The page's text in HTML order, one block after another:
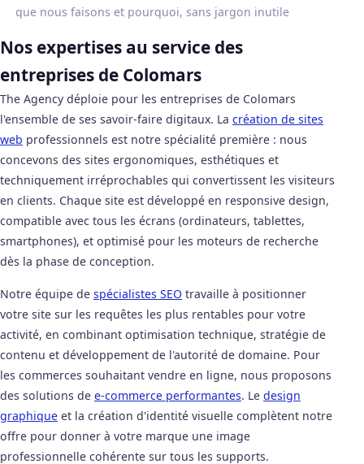
que nous faisons et pourquoi, sans jargon inutile
Nos expertises au service des
entreprises de Colomars
The Agency déploie pour les entreprises de Colomars
l'ensemble de ses savoir-faire digitaux. La création de sites
web professionnels est notre spécialité première : nous
concevons des sites ergonomiques, esthétiques et
techniquement irréprochables qui convertissent les visiteurs
en clients. Chaque site est développé en responsive design,
compatible avec tous les écrans (ordinateurs, tablettes,
smartphones), et optimisé pour les moteurs de recherche
dès la phase de conception.
Notre équipe de spécialistes SEO travaille à positionner
votre site sur les requêtes les plus rentables pour votre
activité, en combinant optimisation technique, stratégie de
contenu et développement de l'autorité de domaine. Pour
les commerces souhaitant vendre en ligne, nous proposons
des solutions de e-commerce performantes. Le design
graphique et la création d'identité visuelle complètent notre
offre pour donner à votre marque une image
professionnelle cohérente sur tous les supports.